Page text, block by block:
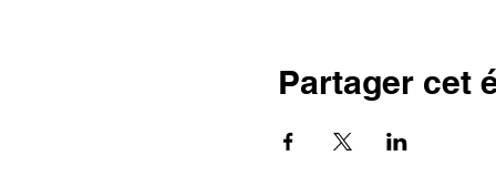
Partager cet